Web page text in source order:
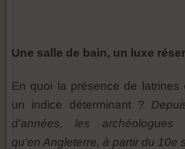
Une salle de bain, un luxe
En quoi la présence de latrines
un indice déterminant ?
d'années, les archéologues
qu'en Angleterre, à partir du 10e